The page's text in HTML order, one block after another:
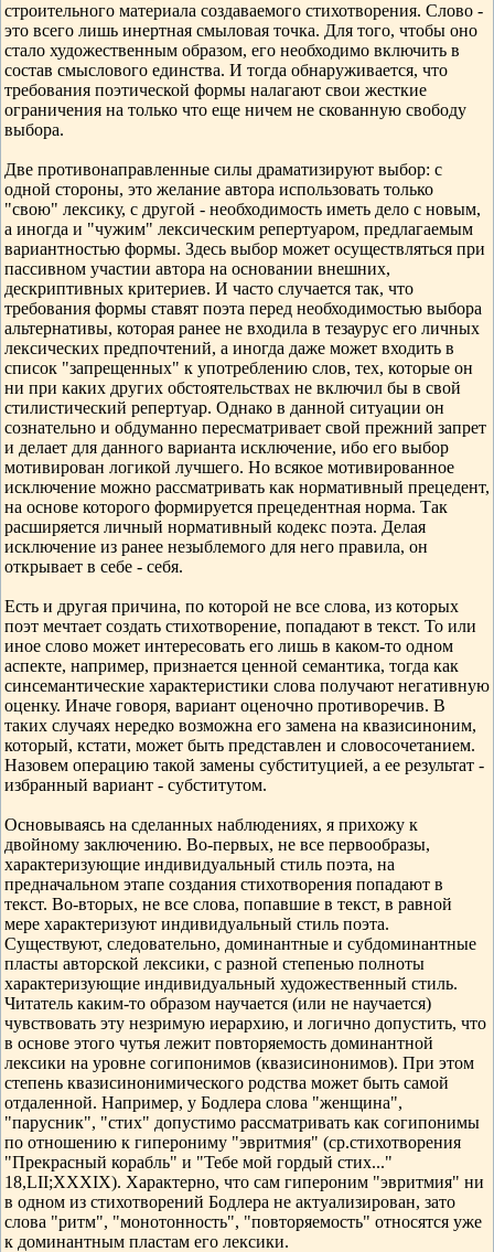
строительного материала создаваемого стихотворения. Слово -
это всего лишь инертная смыловая точка. Для того, чтобы оно
стало художественным образом, его необходимо включить в
состав смыслового единства. И тогда обнаруживается, что
требования поэтической формы налагают свои жесткие
ограничения на только что еще ничем не скованную свободу
выбора.
Две противонаправленные силы драматизируют выбор: с
одной стороны, это желание автора использовать только
"свою" лексику, с другой - необходимость иметь дело с новым,
а иногда и "чужим" лексическим репертуаром, предлагаемым
вариантностью формы. Здесь выбор может осуществляться при
пассивном участии автора на основании внешних,
дескриптивных критериев. И часто случается так, что
требования формы ставят поэта перед необходимостью выбора
альтернативы, которая ранее не входила в тезаурус его личных
лексических предпочтений, а иногда даже может входить в
список "запрещенных" к употреблению слов, тех, которые он
ни при каких других обстоятельствах не включил бы в свой
стилистический репертуар. Однако в данной ситуации он
сознательно и обдуманно пересматривает свой прежний запрет
и делает для данного варианта исключение, ибо его выбор
мотивирован логикой лучшего. Но всякое мотивированное
исключение можно рассматривать как нормативный прецедент,
на основе которого формируется прецедентная норма. Так
расширяется личный нормативный кодекс поэта. Делая
исключение из ранее незыблемого для него правила, он
открывает в себе - себя.
Есть и другая причина, по которой не все слова, из которых
поэт мечтает создать стихотворение, попадают в текст. То или
иное слово может интересовать его лишь в каком-то одном
аспекте, например, признается ценной семантика, тогда как
синсемантические характеристики слова получают негативную
оценку. Иначе говоря, вариант оценочно противоречив. В
таких случаях нередко возможна его замена на квазисиноним,
который, кстати, может быть представлен и словосочетанием.
Назовем операцию такой замены субституцией, а ее результат -
избранный вариант - субститутом.
Основываясь на сделанных наблюдениях, я прихожу к
двойному заключению. Во-первых, не все первообразы,
характеризующие индивидуальный стиль поэта, на
предначальном этапе создания стихотворения попадают в
текст. Во-вторых, не все слова, попавшие в текст, в равной
мере характеризуют индивидуальный стиль поэта.
Существуют, следовательно, доминантные и субдоминантные
пласты авторской лексики, с разной степенью полноты
характеризующие индивидуальный художественный стиль.
Читатель каким-то образом научается (или не научается)
чувствовать эту незримую иерархию, и логично допустить, что
в основе этого чутья лежит повторяемость доминантной
лексики на уровне согипонимов (квазисинонимов). При этом
степень квазисинонимического родства может быть самой
отдаленной. Например, у Бодлера слова "женщина",
"парусник", "стих" допустимо рассматривать как согипонимы
по отношению к гиперониму "эвритмия" (ср.стихотворения
"Прекрасный корабль" и "Тебе мой гордый стих..."
18,LII;XXXIX). Характерно, что сам гипероним "эвритмия" ни
в одном из стихотворений Бодлера не актуализирован, зато
слова "ритм", "монотонность", "повторяемость" относятся уже
к доминантным пластам его лексики.